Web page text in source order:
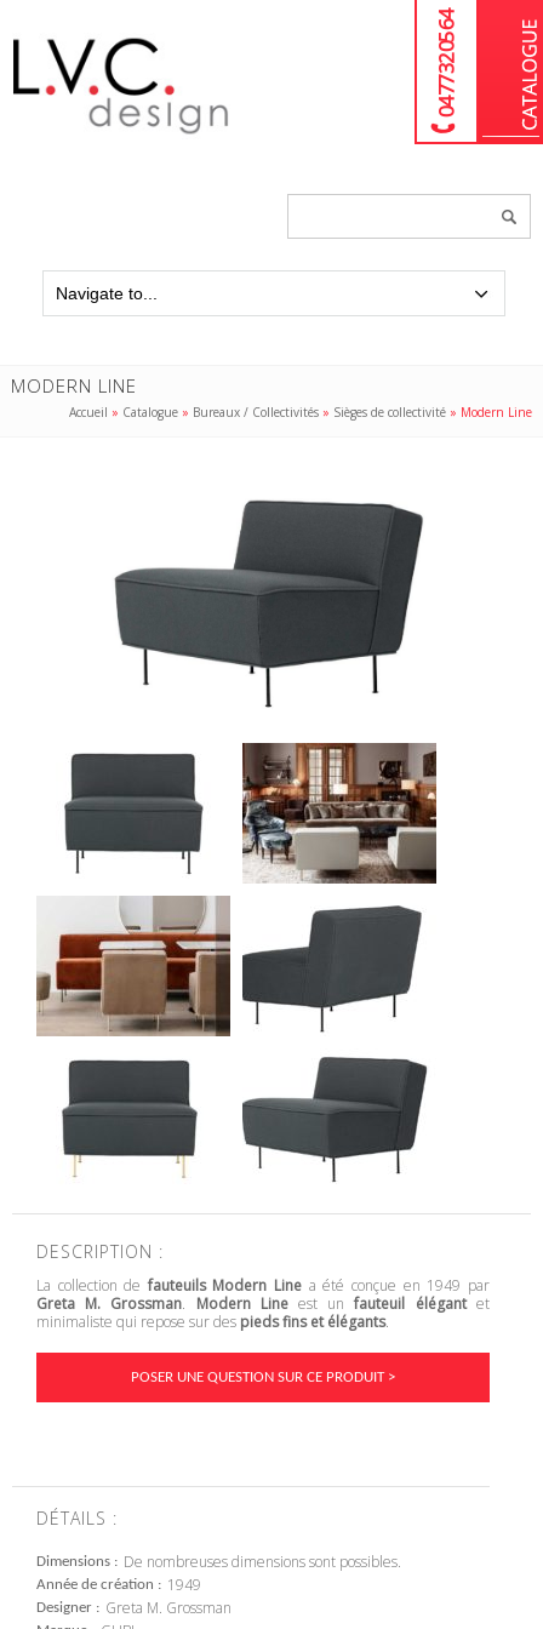
04 77 32 05 64
MODERN LINE
Accueil » Catalogue » Bureaux / Collectivités » Sièges de collectivité » Modern Line
DESCRIPTION :
La collection defauteuils Modern Line a été conçue en 1949 par
Greta M. Grossman. Modern Lineest unfauteuil élégantet
minimaliste qui repose sur des pieds fins et élégants.
POSER UNE QUESTION SUR CE PRODUIT >
DÉTAILS :
Dimensions De nombreuses dimensions sont possibles.
Année de création 1949
Designer Greta M. Grossman